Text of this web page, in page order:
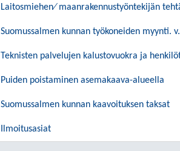
Laitosmiehen⁄ maanrakennustyöntekijän
Suomussalmen kunnan työkoneiden myynti.
Teknisten palvelujen kalustovuokra ja
Puiden poistaminen asemakaava-alueella
Suomussalmen kunnan kaavoituksen taksat
Ilmoitusasiat